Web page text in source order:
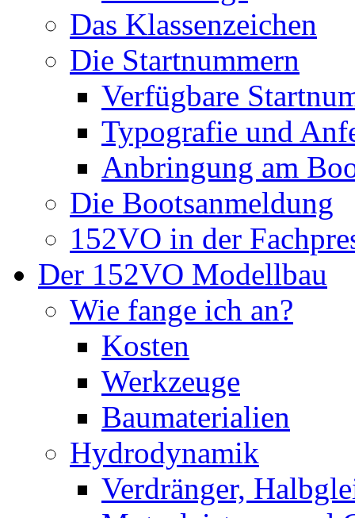
Das Klassenzeichen
Die Startnummern
Verfügbare
Typografie und
Anbringung am
Die Bootsanmeldung
152VO in der
Der 152VO Modellbau
Wie fange ich an?
Kosten
Werkzeuge
Baumaterialien
Hydrodynamik
Verdränger,